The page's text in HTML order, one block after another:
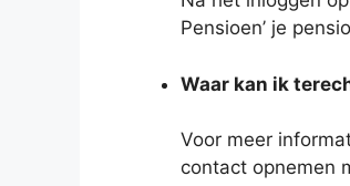
Pensioen’ je
Waar kan ik
Voor meer
contact opnemen